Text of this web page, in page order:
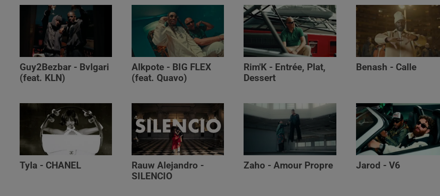
Guy2Bezbar - Bvlgari
(feat. KLN)
Alkpote - BIG FLEX
(feat. Quavo)
Rim'K - Entrée, Plat,
Dessert
Benash - Calle
Tyla - CHANEL
Rauw Alejandro -
SILENCIO
Zaho - Amour Propre Jarod - V6